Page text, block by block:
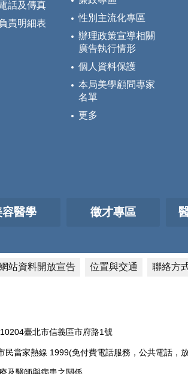
話及傳真
責明細表
性別主流化專區
辦理政策宣導相關
廣告執行情形
個人資料保護
本局美學顧問專家
名單
更多
容醫學 徵才專區
站資料開放宣告 位置與交通 聯絡方
臺北市信義區市府路1號
當家熱線 1999(免付費電話服務，公共電話，